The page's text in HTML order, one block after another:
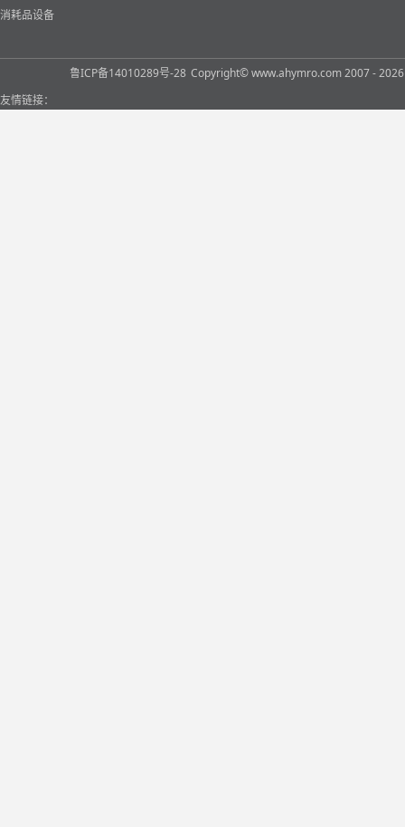
消耗品设备
鲁ICP备14010289号-28 Copyright© www.ahymro.com 2007 - 2026
友情链接：